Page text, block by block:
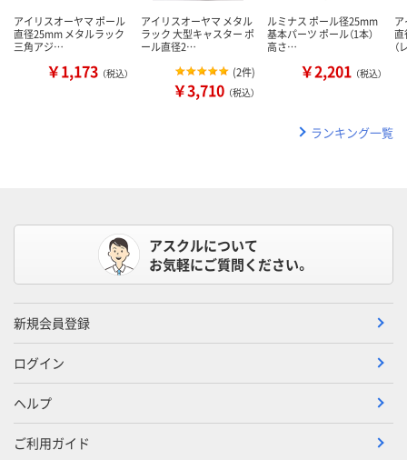
アイリスオーヤマ ポール
直径25mm メタルラック
三角アジ…
￥1,173 （税込）
アイリスオーヤマ メタル
ラック 大型キャスター ポ
ール直径2…
(2件)
￥3,710 （税込）
ルミナス ポール径25mm
基本パーツ ポール（1本）
高さ…
￥2,201 （税込）
直
ランキング一覧
アスクルについて
お気軽にご質問ください。
新規会員登録
ログイン
ヘルプ
ご利用ガイド